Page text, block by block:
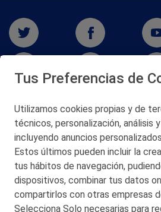
San Martín 5-Edificio
48550 Muskiz
Telf. 946 357 000
© 2026 Petronor
Tus Preferencias de
Utilizamos cookies propias y de
técnicos, personalización, análisis
incluyendo anuncios
Estos últimos pueden incluir la
tus hábitos de navegación,
dispositivos, combinar tus datos
compartirlos con otras empresas
Selecciona Solo necesarias para